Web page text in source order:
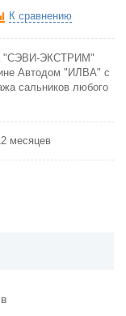
К сравнению
"СЭВИ-ЭКСТРИМ"
Автодом "ИЛВА" с
сальников любого
месяцев